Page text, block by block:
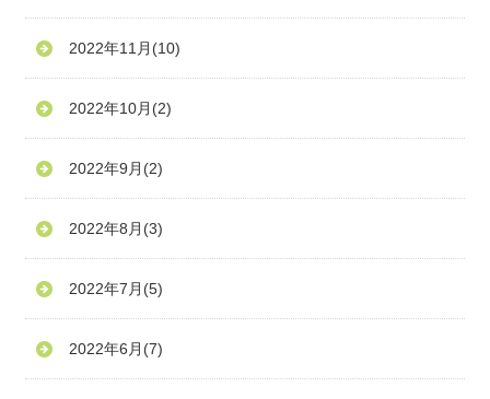
2022年11月 (10)
2022年10月 (2)
2022年9月 (2)
2022年8月 (3)
2022年7月 (5)
2022年6月 (7)